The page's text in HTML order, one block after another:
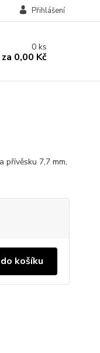
Přihlášení
0ks
za 0,00 Kč
7,7 mm,
košíku